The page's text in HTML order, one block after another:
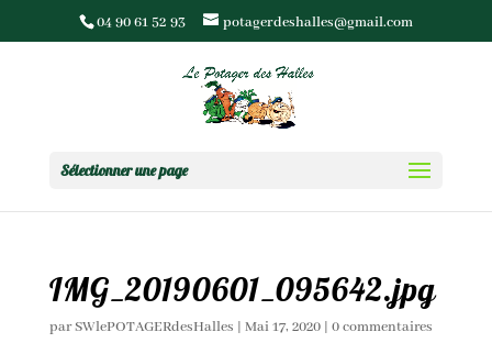
04 90 61 52 93 potagerdeshalles@gmail.com
Sélectionner une page
IMG_20190601_095642.jpg
parSWlePOTAGERdesHalles | Mai 17, 2020| 0 commentaires